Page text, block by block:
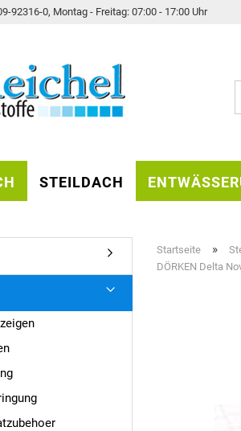
92316-0, Montag - Freitag: 07:00 - 17:00 Uhr
STEILDACH
Startseite »
DÖRKEN Delta